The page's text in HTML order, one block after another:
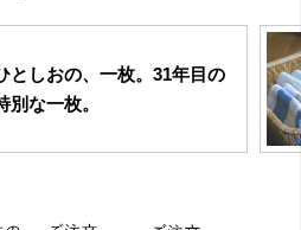
としおの、一枚。31年目の
別な一枚。